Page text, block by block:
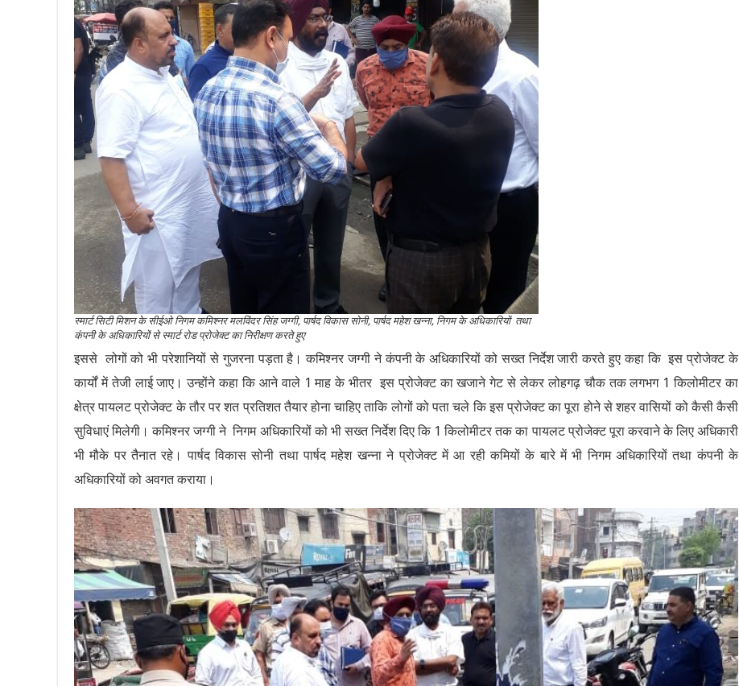
स्मार्ट सिटी मिशन के सीईओ निगम कमिश्नर मलविंदर सिंह जग्गी, पार्षद विकास सोनी, पार्षद महेश खन्ना, निगम के अधिकारियों तथा
कंपनी के अधिकारियों से स्मार्ट रोड प्रोजेक्ट का निरीक्षण करते हुए
इससे लोगों को भी परेशानियों से गुजरना पड़ता है। कमिश्नर जग्गी ने कंपनी के अधिकारियों को सख्त निर्देश जारी करते हुए कहा कि इस प्रोजेक्ट के
कार्यों में तेजी लाई जाए। उन्होंने कहा कि आने वाले 1 माह के भीतर इस प्रोजेक्ट का खजाने गेट से लेकर लोहगढ़ चौक तक लगभग 1 किलोमीटर का
क्षेत्र पायलट प्रोजेक्ट के तौर पर शत प्रतिशत तैयार होना चाहिए ताकि लोगों को पता चले कि इस प्रोजेक्ट का पूरा होने से शहर वासियों को कैसी कैसी
सुविधाएं मिलेगी। कमिश्नर जग्गी ने निगम अधिकारियों को भी सख्त निर्देश दिए कि 1 किलोमीटर तक का पायलट प्रोजेक्ट पूरा करवाने के लिए अधिकारी
भी मौके पर तैनात रहे। पार्षद विकास सोनी तथा पार्षद महेश खन्ना ने प्रोजेक्ट में आ रही कमियों के बारे में भी निगम अधिकारियों तथा कंपनी के
अधिकारियों को अवगत कराया।